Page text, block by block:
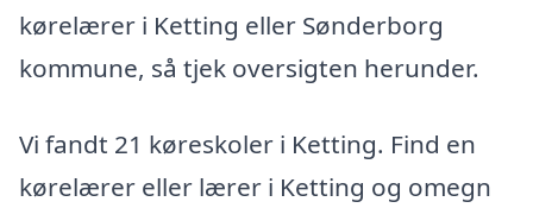
kørelærer i Ketting eller Sønderborg
kommune, så tjek oversigten herunder.
Vi fandt 21 køreskoler i Ketting. Find en
kørelærer eller lærer i Ketting og omegn